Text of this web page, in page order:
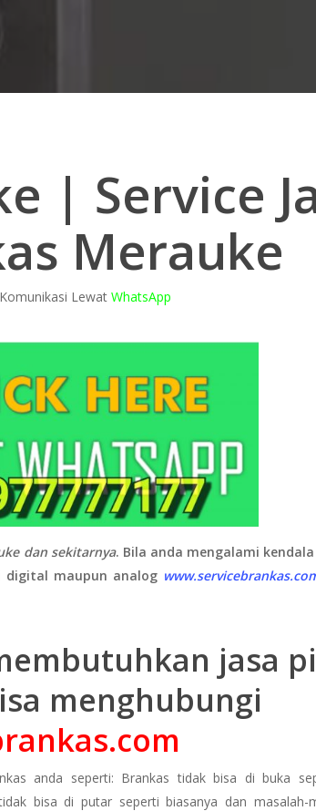
| Service
Merauke
Lewat WhatsApp
dan sekitarnya. Bila anda mengalami
digital maupun analog
jasa
menghubungi
anda seperti: Brankas tidak bisa di buka
bisa di putar seperti biasanya dan masalah-